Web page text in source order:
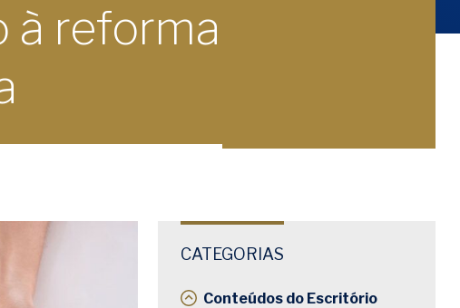
à reforma
CATEGORIAS
Conteúdos do Escritório